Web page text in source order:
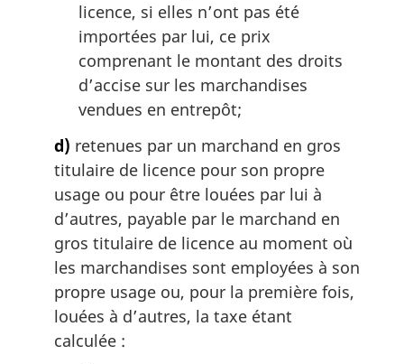
licence, si elles n’ont pas été
importées par lui, ce prix
comprenant le montant des droits
d’accise sur les marchandises
vendues en entrepôt;
d) retenues par un marchand en gros
titulaire de licence pour son propre
usage ou pour être louées par lui à
d’autres, payable par le marchand en
gros titulaire de licence au moment où
les marchandises sont employées à son
propre usage ou, pour la première fois,
louées à d’autres, la taxe étant
calculée :